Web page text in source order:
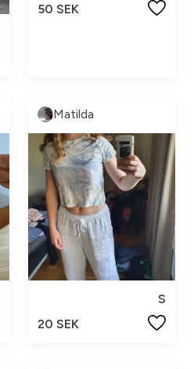
50 SEK
Matilda
S
20 SEK